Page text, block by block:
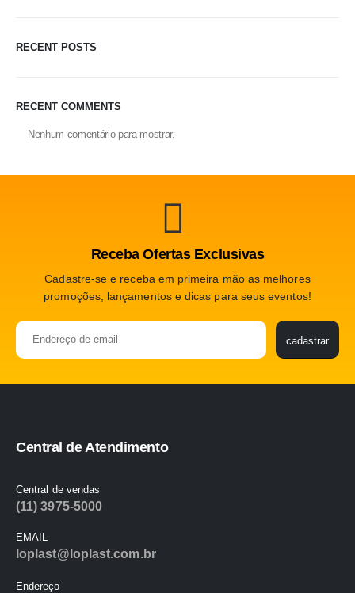
RECENT POSTS
RECENT COMMENTS
Nenhum comentário para mostrar.
Receba Ofertas Exclusivas
Cadastre-se e receba em primeira mão as melhores
promoções, lançamentos e dicas para seus eventos!
leave
cadastrar
Central de Atendimento
Central de vendas
(11) 3975-5000
EMAIL
loplast@loplast.com.br
Endereço